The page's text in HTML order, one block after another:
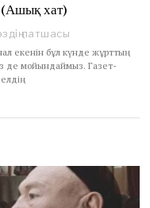
хат)
патшасы
екенін бұл күнде жұрттың
де мойындаймыз. Газет-